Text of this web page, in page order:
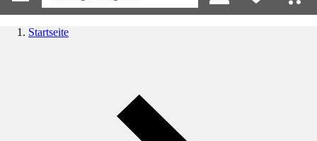
Startseite